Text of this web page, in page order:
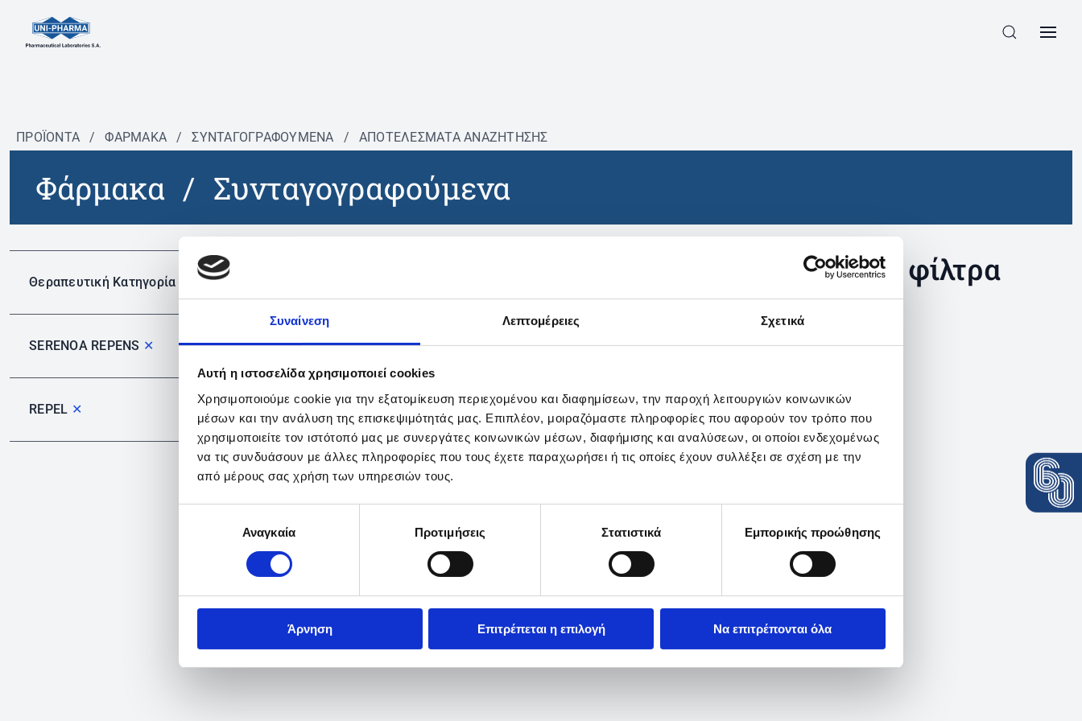
Συναίνεση Λεπτομέρειες Σχετικά
Αυτή η ιστοσελίδα χρησιμοποιεί cookies
Χρησιμοποιούμε cookie για την εξατομίκευση περιεχομένου και διαφημίσεων, την παροχή λειτουργιών κοινωνικών
μέσων και την ανάλυση της επισκεψιμότητάς μας. Επιπλέον, μοιραζόμαστε πληροφορίες που αφορούν τον τρόπο που
χρησιμοποιείτε τον ιστότοπό μας με συνεργάτες κοινωνικών μέσων, διαφήμισης και αναλύσεων, οι οποίοι ενδεχομένως
να τις συνδυάσουν με άλλες πληροφορίες που τους έχετε παραχωρήσει ή τις οποίες έχουν συλλέξει σε σχέση με την
από μέρους σας χρήση των υπηρεσιών τους.
συγκατάθεσηςΑναγκαία Προτιμήσεις Στατιστικά Εμπορικής προώθησης
Άρνηση Επιτρέπεται η επιλογή Να επιτρέπονται όλα
ΠΡΟΪΟΝΤΑ / ΦΆΡΜΑΚΑ / ΣΥΝΤΑΓΟΓΡΑΦΟΎΜΕΝΑ / ΑΠΟΤΕΛΕΣΜΑΤΑ ΑΝΑΖΗΤΗΣΗΣ
Φάρμακα / Συνταγογραφούμενα
Θεραπευτική Κατηγορία
SERENOA REPENS ✕
REPEL ✕
Δεν βρέθηκαν προϊόντα με τα συγκεκριμένα φίλτρα